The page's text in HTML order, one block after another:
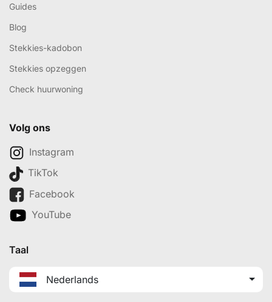
Guides
Blog
Stekkies-kadobon
Stekkies opzeggen
Check huurwoning
Volg ons
Instagram
TikTok
Facebook
YouTube
Taal
Nederlands